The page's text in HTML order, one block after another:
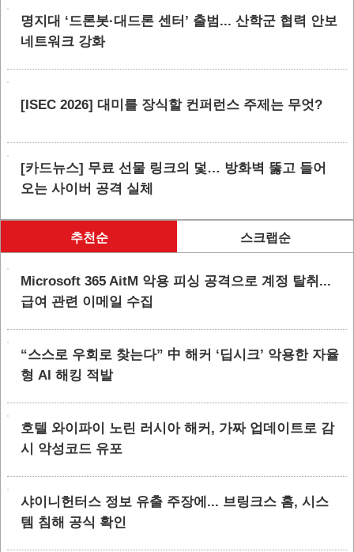
명지대 ‘드론봇·대드론 센터’ 출범... 산학군 협력 안보
네트워크 강화
[ISEC 2026] 대미를 장식할 컨퍼런스 주제는 무엇?
[카드뉴스] 무료 선물 링크의 덫… 방화벽 뚫고 들어
오는 사이버 공격 실체
추천순 스크랩순
Microsoft 365 AitM 악용 피싱 공격으로 계정 탈취...
급여 관련 이메일 수집
“스스로 우회로 찾는다” 中 해커 ‘딥시크’ 악용한 자율
형 AI 해킹 적발
호텔 와이파이 노린 러시아 해커, 가짜 업데이트로 감
시 악성코드 유포
샤이니헌터스 정보 유출 주장에... 브링크스 홈, 시스
템 침해 공식 확인